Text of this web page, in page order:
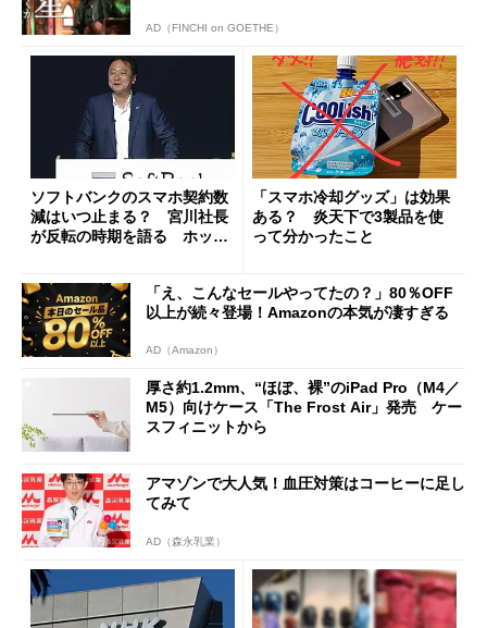
AD（FINCHI on GOETHE）
ソフトバンクのスマホ契約数
減はいつ止まる？ 宮川社長
が反転の時期を語る ホッピ
「スマホ冷却グッズ」は効果
ある？ 炎天下で3製品を使
って分かったこと
「え、こんなセールやってたの？」80％OFF
以上が続々登場！Amazonの本気が凄すぎる
AD（Amazon）
厚さ約1.2mm、“ほぼ、裸”のiPad Pro（M4／
M5）向けケース「The Frost Air」発売 ケー
スフィニットから
アマゾンで大人気！血圧対策はコーヒーに足し
てみて
AD（森永乳業）